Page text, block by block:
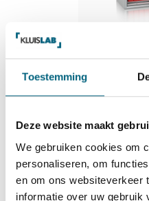
Toestemming
Deze website maakt
We gebruiken cookies om
personaliseren, om
en om ons websiteverkeer
informatie over uw gebruik
De Raat Brandkasten
De Raat DRS Wuppertal
4.348,-
Op voorraad
Bekijk de reviews